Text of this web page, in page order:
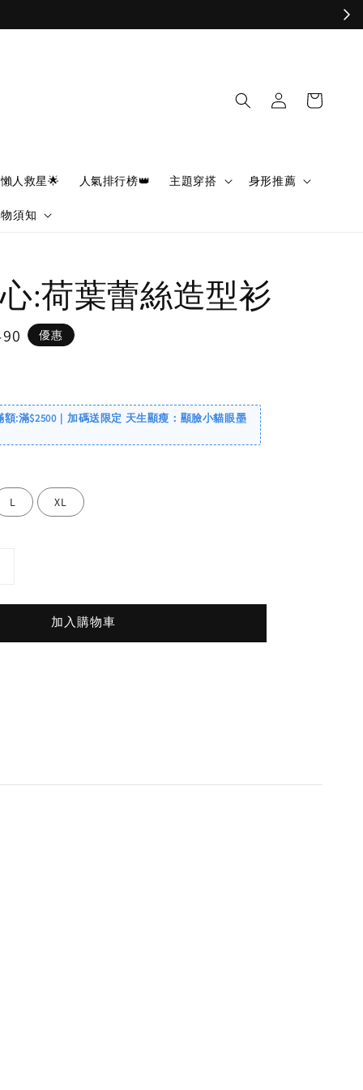
懶人救星🌟 人氣排行榜👑 主題穿搭 身形推薦
須知
:荷葉蕾絲造型衫
優惠
額:滿$2500｜加碼送限定 天生顯瘦：顯臉小貓眼墨
L XL
加入購物車